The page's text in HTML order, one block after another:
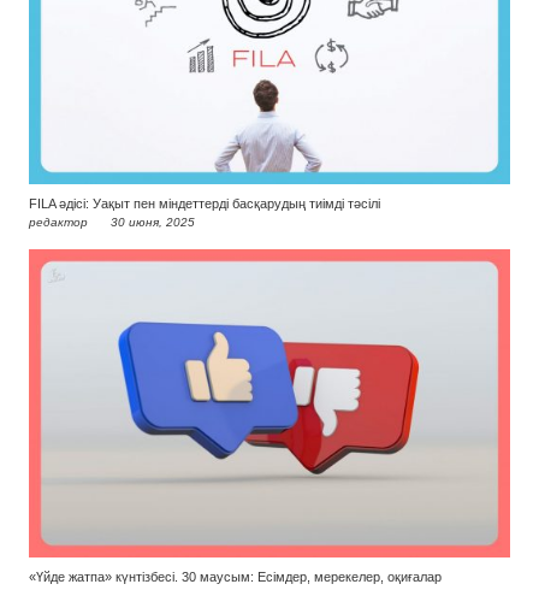
FILA әдісі: Уақыт пен міндеттерді басқарудың тиімді тәсілі
редактор 30 июня, 2025
«Үйде жатпа» күнтізбесі. 30 маусым: Есімдер, мерекелер, оқиғалар